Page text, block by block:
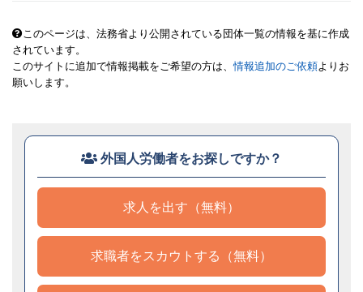
このページは、法務省より公開されている団体一覧の情報を基に作成
されています。
このサイトに追加で情報掲載をご希望の方は、情報追加のご依頼よりお
願いします。
外国人労働者をお探しですか？
求人を出す（無料）
求職者をスカウトする（無料）